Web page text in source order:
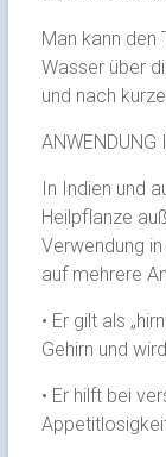
Man kann den
Wasser über
und nach
ANWENDUNG
In Indien und
Heilpflanze
Verwendung
auf mehrere
• Er gilt als
Gehirn und
• Er hilft bei